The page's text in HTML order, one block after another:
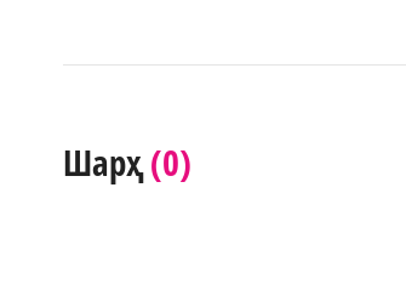
Шарҳ(0)